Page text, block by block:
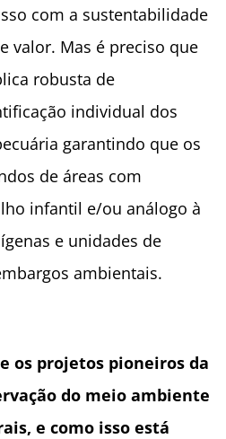
com a sustentabilidade
valor. Mas é preciso que
robusta de
individual dos
garantindo que os
de áreas com
infantil e/ou análogo à
e unidades de
ambientais.
os projetos pioneiros da
do meio ambiente
e como isso está